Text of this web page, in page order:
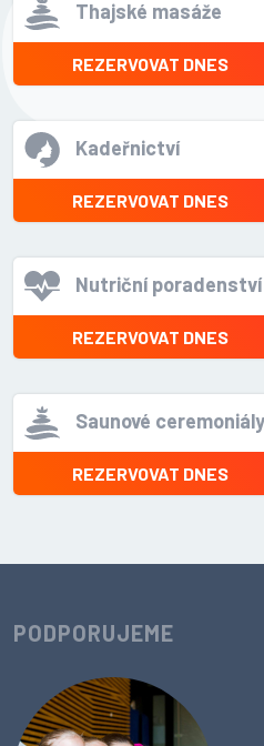
Thajské masáže
REZERVOVAT DNES
Kadeřnictví
REZERVOVAT DNES
Nutriční poradenství
REZERVOVAT DNES
Saunové ceremoniály
REZERVOVAT DNES
PODPORUJEME